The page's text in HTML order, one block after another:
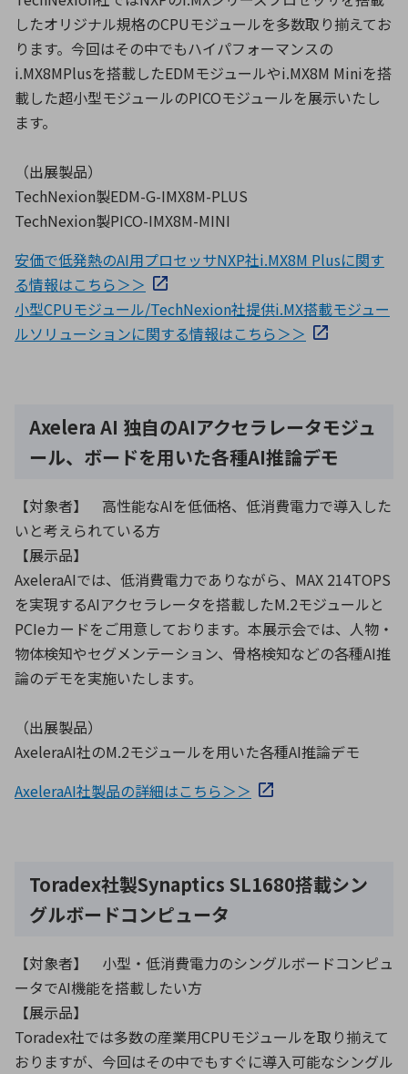
したオリジナル規格のCPUモジュールを多数取り揃えてお
ります。今回はその中でもハイパフォーマンスの
i.MX8MPlusを搭載したEDMモジュールやi.MX8M Miniを搭
載した超小型モジュールのPICOモジュールを展示いたし
ます。
（出展製品）
TechNexion製EDM-G-IMX8M-PLUS
TechNexion製PICO-IMX8M-MINI
安価で低発熱のAI用プロセッサNXP社i.MX8M Plusに関す
る情報はこちら＞＞
小型CPUモジュール/TechNexion社提供i.MX搭載モジュー
ルソリューションに関する情報はこちら＞＞
Axelera AI 独自のAIアクセラレータモジュ
ール、ボードを用いた各種AI推論デモ
【対象者】 高性能なAIを低価格、低消費電力で導入した
いと考えられている方
【展示品】
AxeleraAIでは、低消費電力でありながら、MAX 214TOPS
を実現するAIアクセラレータを搭載したM.2モジュールと
PCIeカードをご用意しております。本展示会では、人物・
物体検知やセグメンテーション、骨格検知などの各種AI推
論のデモを実施いたします。
（出展製品）
AxeleraAI社のM.2モジュールを用いた各種AI推論デモ
AxeleraAI社製品の詳細はこちら＞＞
Toradex社製Synaptics SL1680搭載シン
グルボードコンピュータ
【対象者】 小型・低消費電力のシングルボードコンピュ
ータでAI機能を搭載したい方
【展示品】
Toradex社では多数の産業用CPUモジュールを取り揃えて
おりますが、今回はその中でもすぐに導入可能なシングル